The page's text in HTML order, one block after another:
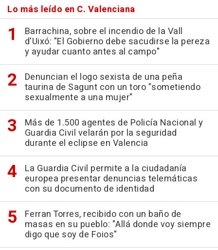
Lo más leído en C. Valenciana
Barrachina, sobre el incendio de la Vall
d'Uixó: "El Gobierno debe sacudirse la pereza
y ayudar cuanto antes al campo"
Denuncian el logo sexista de una peña
taurina de Sagunt con un toro "sometiendo
sexualmente a una mujer"
Más de 1.500 agentes de Policía Nacional y
Guardia Civil velarán por la seguridad
durante el eclipse en Valencia
La Guardia Civil permite a la ciudadanía
europea presentar denuncias telemáticas
con su documento de identidad
Ferran Torres, recibido con un baño de
masas en su pueblo: "Allá donde voy siempre
digo que soy de Foios"